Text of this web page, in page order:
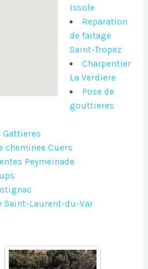
Issole
Reparation
de faitage
Saint-Tropez
Charpentier
La Verdiere
Pose de
gouttieres
cheminee Cuers
Peymeinade
Saint-Laurent-du-Var